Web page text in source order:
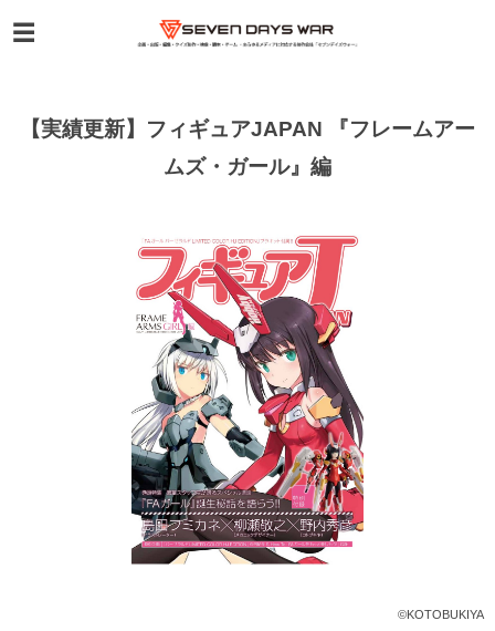
【実績更新】フィギュアJAPAN 『フレームアー
ムズ・ガール』編
©KOTOBUKIYA